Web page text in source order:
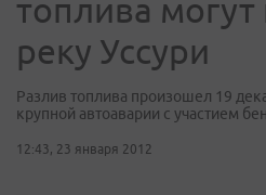
топлива могут
реку Уссури
Разлив топлива произошел 19
крупной автоаварии с участием
12:43, 23 января 2012